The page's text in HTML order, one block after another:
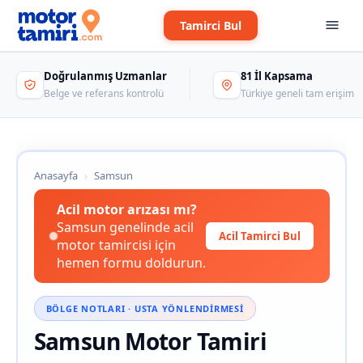
Tamirci Bul
Doğrulanmış Uzmanlar
Belge ve referans kontrolü
81 İl Kapsama
Türkiye geneli tam erişim
Anasayfa › Samsun
Acil motor arızası mı?
Samsun genelinde acil
motor tamircisi için
hemen formu doldurun.
Acil Tamirci Bul
BÖLGE NOTLARI · USTA YÖNLENDIRMESI
Samsun Motor Tamiri